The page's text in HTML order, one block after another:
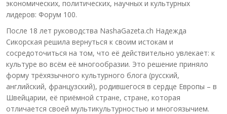
экономических, политических, научных и культурных
лидеров: Форум 100.
После 18 лет руководства NashaGazeta.ch Надежда
Сикорская решила вернуться к своим истокам и
сосредоточиться на том, что её действительно увлекает: к
культуре во всём её многообразии. Это решение приняло
форму трёхязычного культурного блога (русский,
английский, французский), родившегося в сердце Европы – в
Швейцарии, её приёмной стране, стране, которая
отличается своей мультикультурностью и многоязычием.